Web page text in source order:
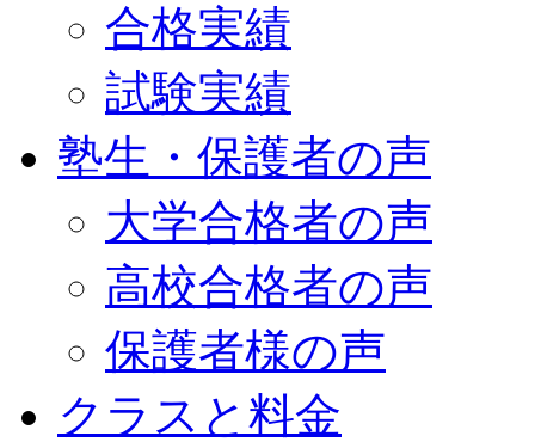
合格実績
試験実績
塾生・保護者の声
大学合格者の声
高校合格者の声
保護者様の声
クラスと料金